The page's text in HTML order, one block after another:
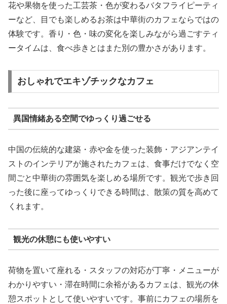
花や果物を使った工芸茶・色が変わるバタフライピーティ
ーなど、目でも楽しめるお茶は中華街のカフェならではの
体験です。香り・色・味の変化を楽しみながら過ごすティ
ータイムは、食べ歩きとはまた別の豊かさがあります。
おしゃれでエキゾチックなカフェ
異国情緒ある空間でゆっくり過ごせる
中国の伝統的な建築・赤や金を使った装飾・アジアンテイ
ストのインテリアが施されたカフェは、食事だけでなく空
間ごと中華街の雰囲気を楽しめる場所です。観光で歩き回
った後に座ってゆっくりできる時間は、散策の質を高めて
くれます。
観光の休憩にも使いやすい
荷物を置いて座れる・スタッフの対応が丁寧・メニューが
わかりやすい・滞在時間に余裕があるカフェは、観光の休
憩スポットとして使いやすいです。事前にカフェの場所を